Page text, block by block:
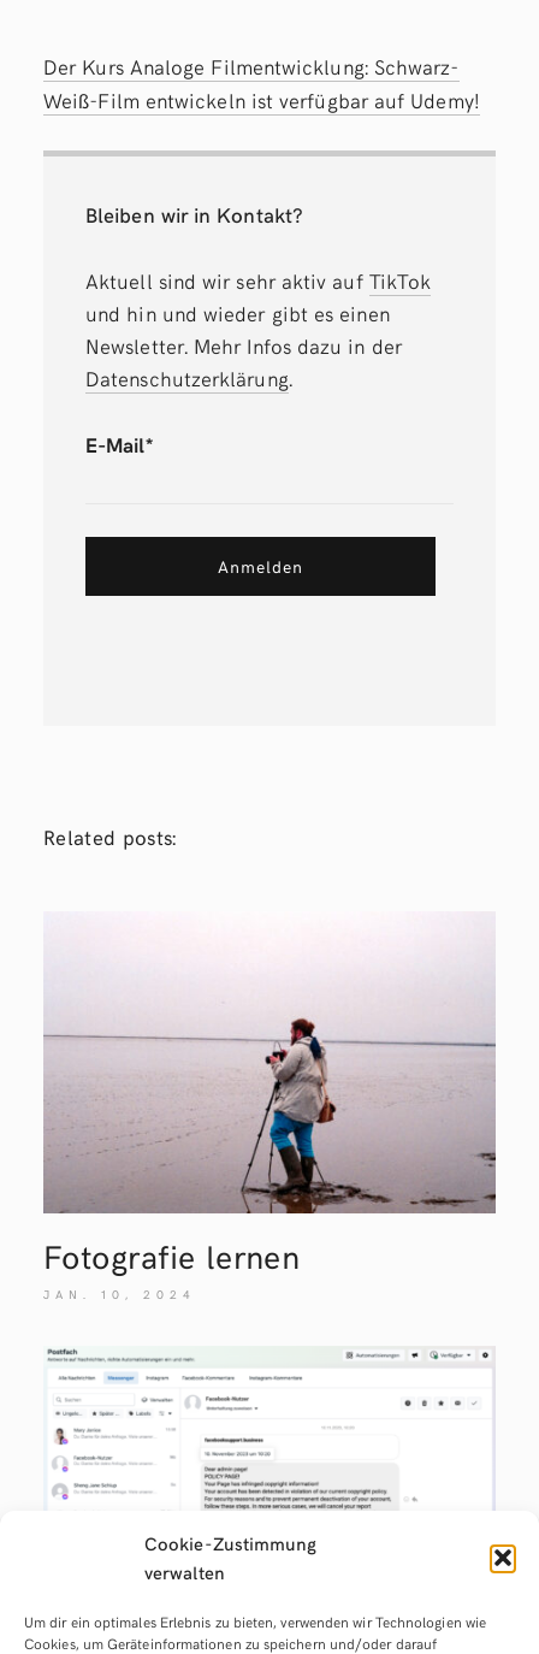
Cookie-Zustimmung
verwalten
Um dir ein optimales Erlebnis zu bieten, verwenden wir Technologien wie
Cookies, um Geräteinformationen zu speichern und/oder darauf
Der Kurs Analoge Filmentwicklung: Schwarz-
Weiß-Film entwickeln ist verfügbar auf Udemy!
Bleiben wir in Kontakt?
Aktuell sind wir sehr aktiv auf TikTok
und hin und wieder gibt es einen
Newsletter. Mehr Infos dazu in der
Datenschutzerklärung.
E-Mail*
Anmelden
Related posts:
Fotografie lernen
JAN. 10, 2024
Aktuelle Warnung: Zunahme